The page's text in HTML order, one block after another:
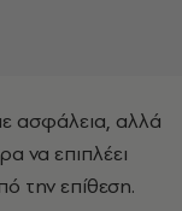
ασφάλεια, αλλά
να επιπλέει
την επίθεση.